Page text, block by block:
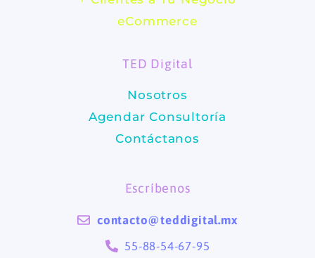
b
o
k
a
r
a
m
eCommerce
TED Digital
Nosotros
Agendar Consultoría
Contáctanos
Escríbenos
contacto@teddigital.mx
55-88-54-67-95